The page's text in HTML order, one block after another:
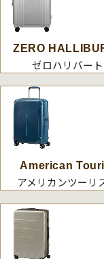
ZERO
ゼロハリバー
American
アメリカンツーリ